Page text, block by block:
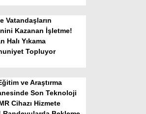
Vatandaşların
Kazanan İşletme!
Halı Yıkama
Topluyor
ve Araştırma
Son Teknoloji
Cihazı Hizmete